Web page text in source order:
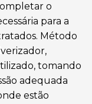
o
para a
Método
tomando
adequada
estão